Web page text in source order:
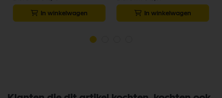
In winkelwagen In winkelwagen